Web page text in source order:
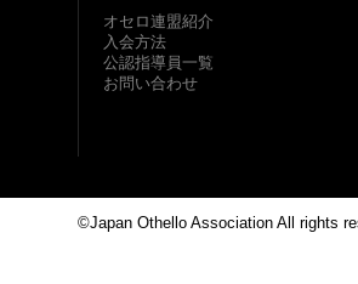
オセロ連盟紹介
入会方法
公認指導員一覧
お問い合わせ
©Japan Othello Association All rights